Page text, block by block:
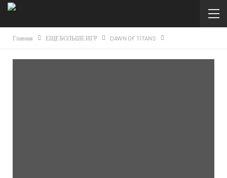
Главная ЕЩЕ БОЛЬШЕ ИГР DAWN OF TITANS